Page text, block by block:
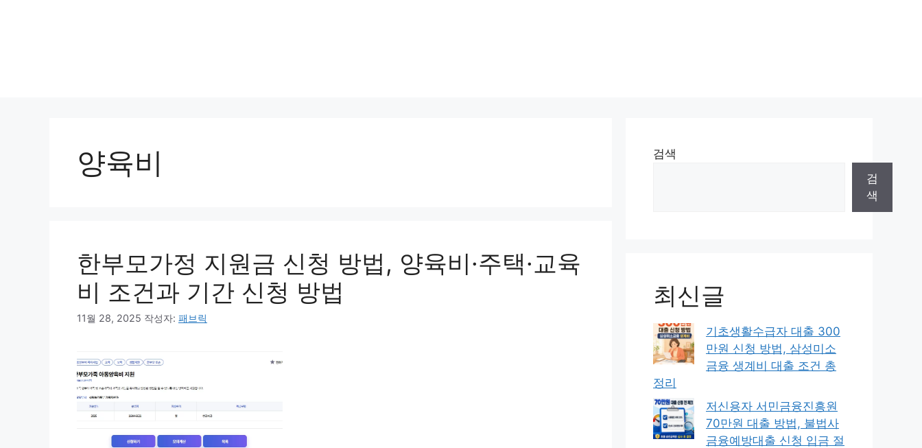
양육비
한부모가정 지원금 신청 방법, 양육비·주택·교육
비 조건과 기간 신청 방법
11월 28, 2025 작성자: 패브릭
검색
검
색
최신글
기초생활수급자 대출 300
만원 신청 방법, 삼성미소
금융 생계비 대출 조건 총
정리
저신용자 서민금융진흥원
70만원 대출 방법, 불법사
금융예방대출 신청 입금 절